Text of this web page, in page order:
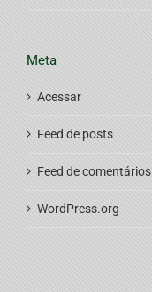
Meta
Acessar
Feed de posts
Feed de comentários
WordPress.org